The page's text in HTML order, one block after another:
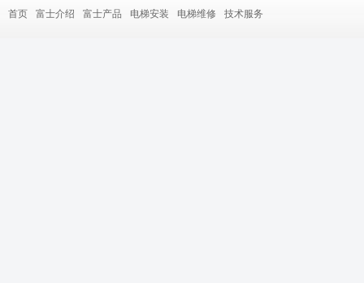
首页 富士介绍 富士产品 电梯安装 电梯维修 技术服务